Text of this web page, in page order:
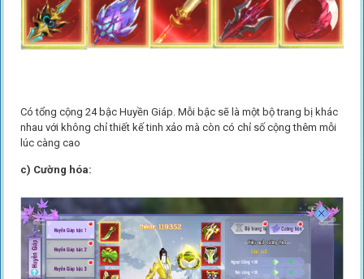
Có tổng cộng 24 bậc Huyền Giáp. Mỗi bậc sẽ là một bộ trang bị khác
nhau với không chỉ thiết kế tinh xảo mà còn có chỉ số cộng thêm mỗi
lúc càng cao
c) Cường hóa: